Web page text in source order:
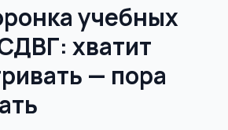
видеоконспектыучебных
хватит
— пора